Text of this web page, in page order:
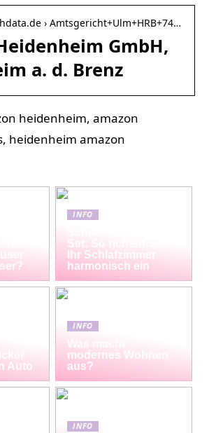
› Amtsgericht+Ulm+HRB+74…
GmbH,
a. d. Brenz
heidenheim, amazon
heidenheim amazon
INFO
Set: So richten Sie
Ihr Schlafzimmer
harmonisch ein
Auto
INFO
Was macht
modernes Wohnen
aus?
INFO